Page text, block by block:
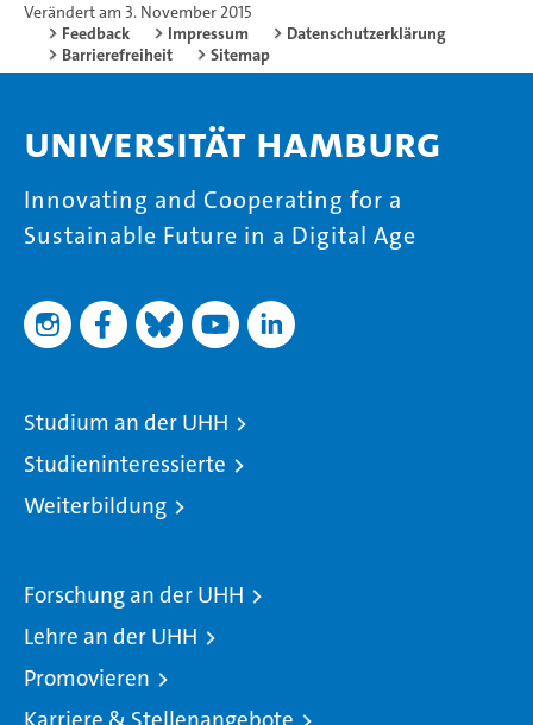
Verändert am 3. November 2015
Feedback
Impressum
Datenschutzerklärung
Barrierefreiheit
Sitemap
Universität Hamburg
Innovating and Cooperating for a
Sustainable Future in a Digital Age
Studium an der UHH
Studieninteressierte
Weiterbildung
Forschung an der UHH
Lehre an der UHH
Promovieren